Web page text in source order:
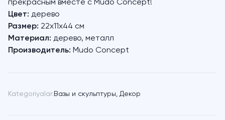
прекрасным вместе с Mudo Concept!
Цвет: дерево
Размер: 22х11х44 см
Материал: дерево, металл
Производитель: Mudo Concept
Kategoriyalar: Вазы и скульптуры, Декор